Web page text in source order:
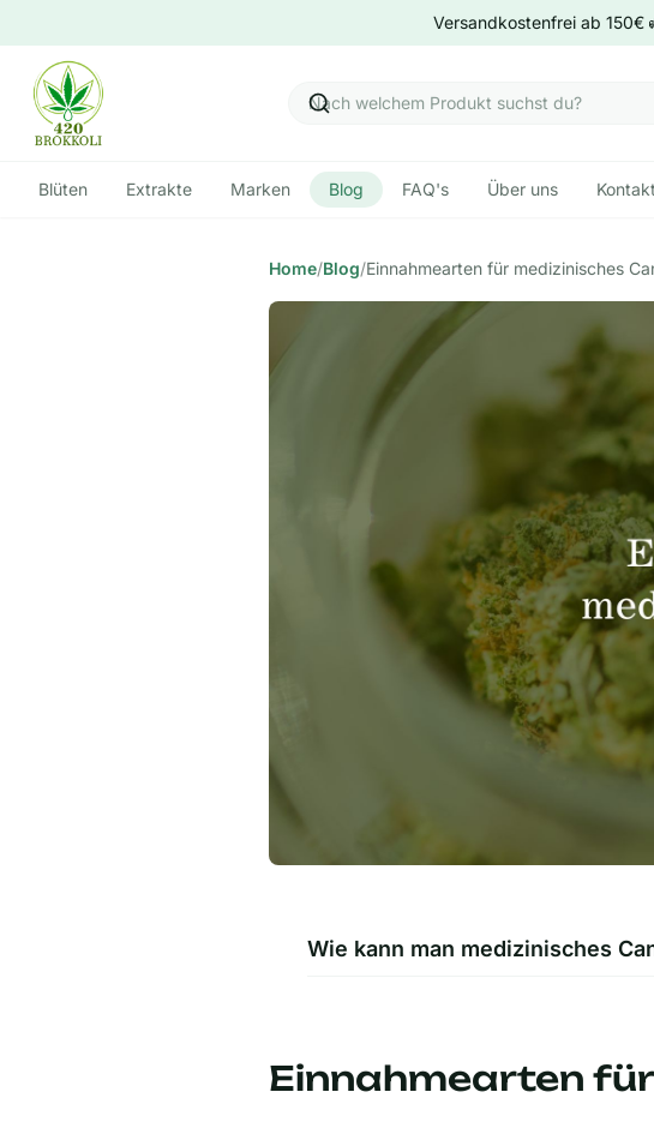
Versandkostenfrei ab 150€
Blüten Extrakte Marken Blog FAQ's Über uns Kontakt
Home/Blog/Einnahmearten für medizinisches
Wie kann man medizinisches
Einnahmearten